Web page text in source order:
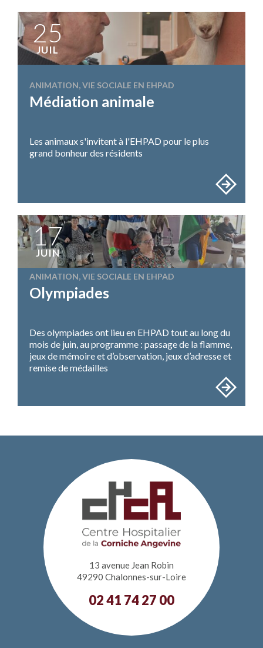
25
JUIL
ANIMATION, VIE SOCIALE EN EHPAD
Médiation animale
Les animaux s'invitent à l'EHPAD pour le plus
grand bonheur des résidents
17
JUIN
ANIMATION, VIE SOCIALE EN EHPAD
Olympiades
Des olympiades ont lieu en EHPAD tout au long du
mois de juin, au programme : passage de la flamme,
jeux de mémoire et d’observation, jeux d’adresse et
remise de médailles
13 avenue Jean Robin
49290 Chalonnes-sur-Loire
02 41 74 27 00